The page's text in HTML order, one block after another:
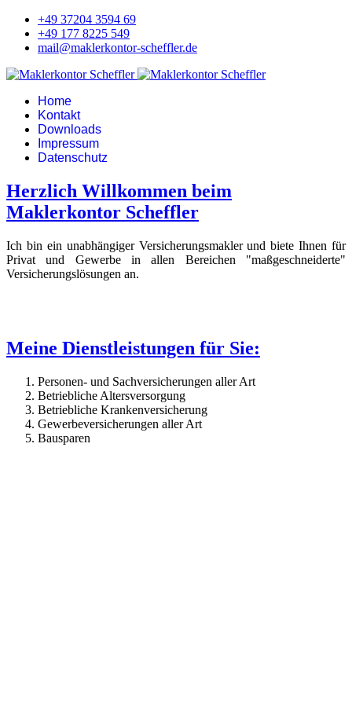
+49 37204 3594 69
+49 177 8225 549
mail@maklerkontor-scheffler.de
Home
Kontakt
Downloads
Impressum
Datenschutz
Herzlich Willkommen beim
Maklerkontor Scheffler
Ich bin ein unabhängiger Versicherungsmakler und biete Ihnen für
Privat und Gewerbe in allen Bereichen "maßgeschneiderte"
Versicherungslösungen an.
Meine Dienstleistungen für Sie:
Personen- und Sachversicherungen aller Art
Betriebliche Altersversorgung
Betriebliche Krankenversicherung
Gewerbeversicherungen aller Art
Bausparen